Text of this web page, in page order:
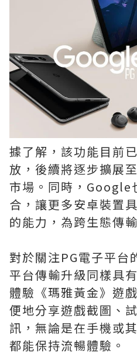
據了解，該功能目前
放，後續將逐步擴展
市場。同時，Google
合，讓更多安卓裝置
的能力，為跨生態傳
對於關注PG電子平台
平台傳輸升級同樣具
體驗《瑪雅黃金》遊
便地分享遊戲截圖、
訊，無論是在手機或
都能保持流暢體驗。